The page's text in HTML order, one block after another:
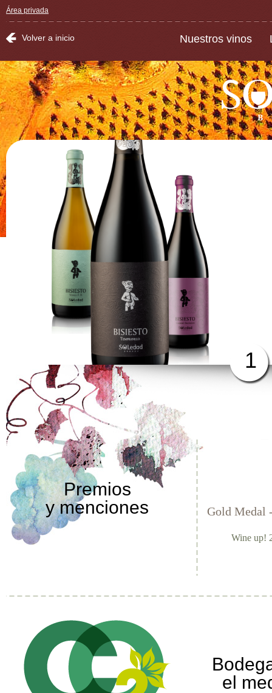
Área privada
Volver a inicio Nuestros vinos
1
Premios
y menciones
Gold Medal
Wine up!
el